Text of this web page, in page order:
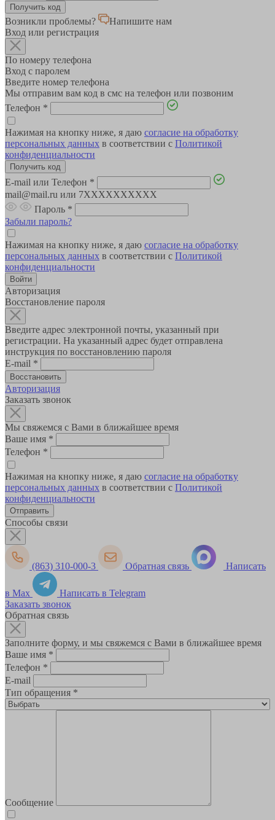
Возникли проблемы?
Напишите нам
Вход или регистрация
По номеру телефона
Вход с паролем
Введите номер телефона
Мы отправим вам код в смс на телефон или позвоним
Телефон *
Нажимая на кнопку ниже, я даю согласие на обработку
персональных данных в соответствии с Политикой
конфиденциальности
E-mail или Телефон *
mail@mail.ru или 7XXXXXXXXXX
Пароль *
Забыли пароль?
Нажимая на кнопку ниже, я даю согласие на обработку
персональных данных в соответствии с Политикой
конфиденциальности
Авторизация
Восстановление пароля
Введите адрес электронной почты, указанный при
регистрации. На указанный адрес будет отправлена
инструкция по восстановлению пароля
E-mail *
Авторизация
Заказать звонок
Мы свяжемся с Вами в ближайшее время
Ваше имя *
Телефон *
Нажимая на кнопку ниже, я даю согласие на обработку
персональных данных в соответствии с Политикой
конфиденциальности
Способы связи
(863) 310-000-3 Обратная связь Написать
в Max
Написать в Telegram
Заказать звонок
Обратная связь
Заполните форму, и мы свяжемся с Вами в ближайшее время
Ваше имя *
Телефон *
E-mail
Тип обращения *
Сообщение